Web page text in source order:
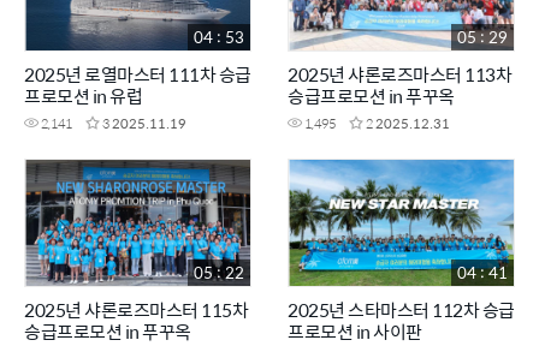
2025년 로열마스터 111차 승급
프로모션 in 유럽
2,141 32025.11.19
04 : 53
2025년 샤론로즈마스터 113차
승급프로모션 in 푸꾸옥
1,495 22025.12.31
05 : 29
2025년 샤론로즈마스터 115차
승급프로모션 in 푸꾸옥
05 : 22
2025년 스타마스터 112차 승급
프로모션 in 사이판
04 : 41